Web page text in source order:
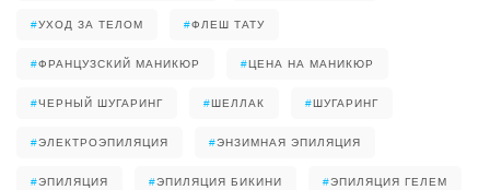
#УХОД ЗА ТЕЛОМ #ФЛЕШ ТАТУ
#ФРАНЦУЗСКИЙ МАНИКЮР #ЦЕНА НА МАНИКЮР
#ЧЕРНЫЙ ШУГАРИНГ #ШЕЛЛАК #ШУГАРИНГ
#ЭЛЕКТРОЭПИЛЯЦИЯ #ЭНЗИМНАЯ ЭПИЛЯЦИЯ
#ЭПИЛЯЦИЯ #ЭПИЛЯЦИЯ БИКИНИ #ЭПИЛЯЦИЯ ГЕЛЕМ